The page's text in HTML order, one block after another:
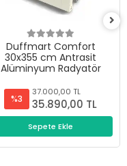
Duffmart Comfort
30x355 cm Antrasit
Alüminyum Radyatör
%3
37.000,00 TL
35.890,00 TL
Sepete Ekle